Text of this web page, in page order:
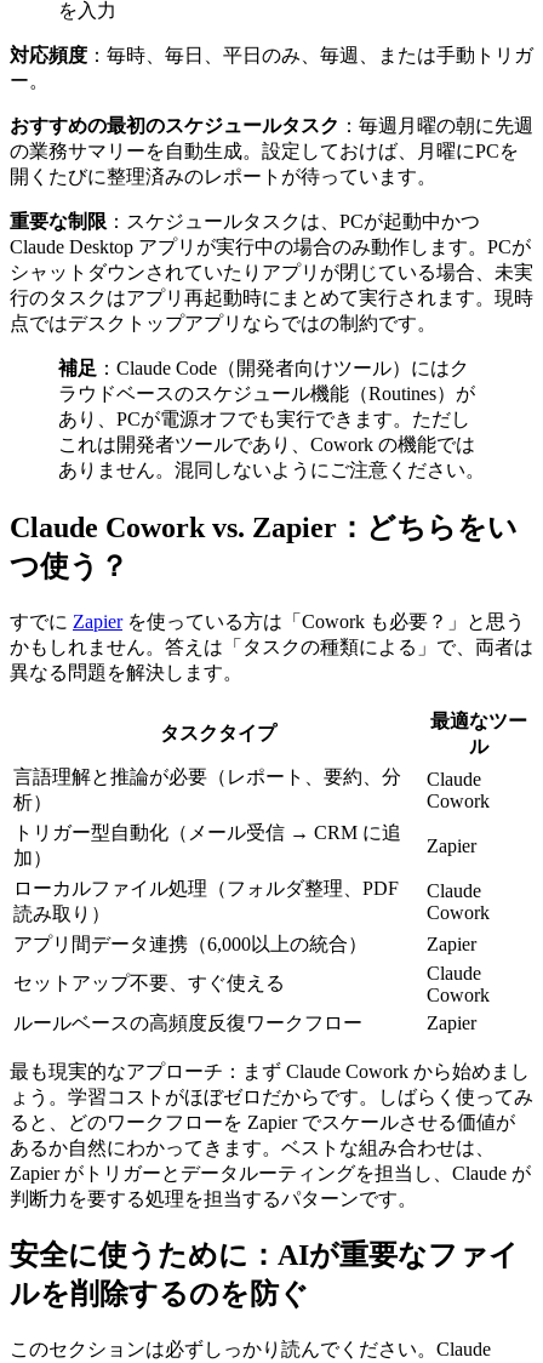
を入力
対応頻度 ：毎時、毎日、平日のみ、毎週、または手動トリガ
ー。
おすすめの最初のスケジュールタスク ：毎週月曜の朝に先週
の業務サマリーを自動生成。設定しておけば、月曜にPCを
開くたびに整理済みのレポートが待っています。
重要な制限 ：スケジュールタスクは、PCが起動中かつ
Claude Desktop アプリが実行中の場合のみ動作します。PCが
シャットダウンされていたりアプリが閉じている場合、未実
行のタスクはアプリ再起動時にまとめて実行されます。現時
点ではデスクトップアプリならではの制約です。
補足 ：Claude Code（開発者向けツール）にはク
ラウドベースのスケジュール機能（Routines）が
あり、PCが電源オフでも実行できます。ただし
これは開発者ツールであり、Cowork の機能では
ありません。混同しないようにご注意ください。
Claude Cowork vs. Zapier：どちらをい
つ使う？
すでに Zapierを使っている方は「Cowork も必要？」と思う
かもしれません。答えは「タスクの種類による」で、両者は
異なる問題を解決します。
タスクタイプ
最適なツー
ル
言語理解と推論が必要（レポート、要約、分
析）
Claude
Cowork
トリガー型自動化（メール受信 → CRM に追
加）
Zapier
ローカルファイル処理（フォルダ整理、PDF
読み取り）
Claude
Cowork
アプリ間データ連携（6,000以上の統合）
Zapier
セットアップ不要、すぐ使える
Claude
Cowork
ルールベースの高頻度反復ワークフロー
Zapier
最も現実的なアプローチ：まず Claude Cowork から始めまし
ょう。学習コストがほぼゼロだからです。しばらく使ってみ
ると、どのワークフローを Zapier でスケールさせる価値が
あるか自然にわかってきます。ベストな組み合わせは、
Zapier がトリガーとデータルーティングを担当し、Claude が
判断力を要する処理を担当するパターンです。
安全に使うために：AIが重要なファイ
ルを削除するのを防ぐ
このセクションは必ずしっかり読んでください。Claude